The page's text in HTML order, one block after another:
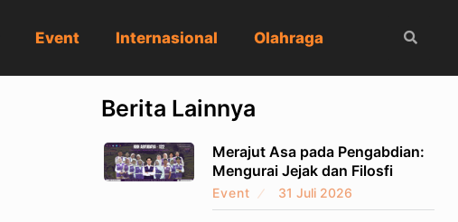
Event Internasional Olahraga
Berita Lainnya
Merajut Asa pada Pengabdian:
Mengurai Jejak dan Filosfi
Event 31 Juli 2026